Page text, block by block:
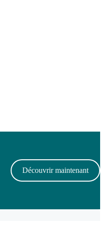
Découvrir maintenant